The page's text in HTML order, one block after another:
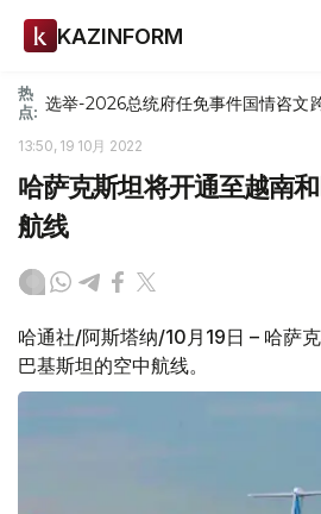
KAZINFORM
热
点: 选举-2026总统府任免事件国情咨文
13:50, 19 10月 2022
哈萨克斯坦将开通至越南
航线
哈通社/阿斯塔纳/10月19日 – 哈萨
巴基斯坦的空中航线。